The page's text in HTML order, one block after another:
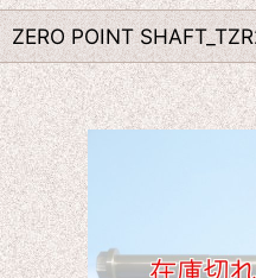
ZERO POINT